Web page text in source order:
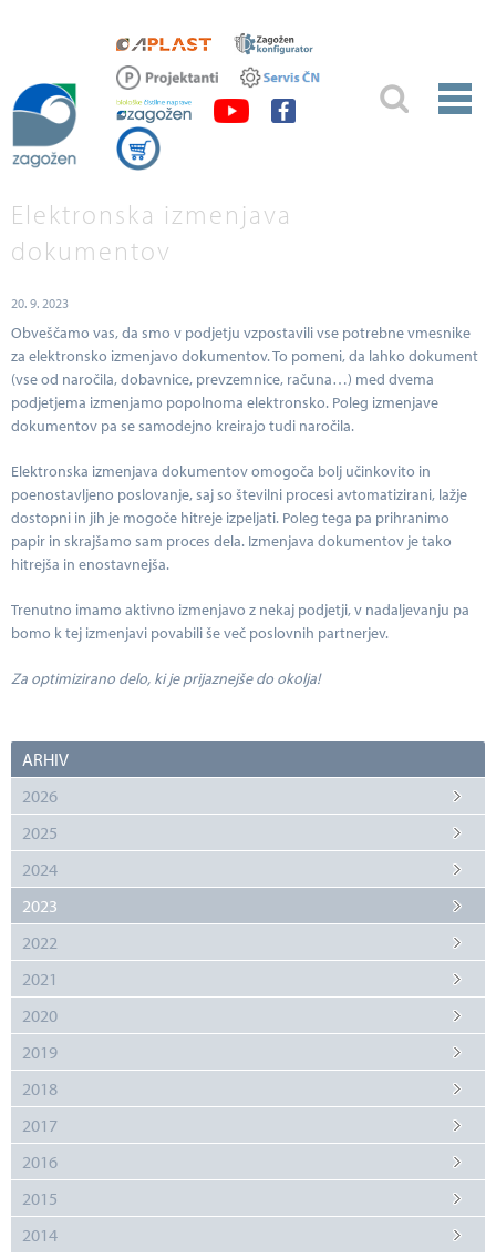
Elektronska izmenjava
dokumentov
20. 9. 2023
Obveščamo vas, da smo v podjetju vzpostavili vse potrebne vmesnike
za elektronsko izmenjavo dokumentov. To pomeni, da lahko dokument
(vse od naročila, dobavnice, prevzemnice, računa…) med dvema
podjetjema izmenjamo popolnoma elektronsko. Poleg izmenjave
dokumentov pa se samodejno kreirajo tudi naročila.
Elektronska izmenjava dokumentov omogoča bolj učinkovito in
poenostavljeno poslovanje, saj so številni procesi avtomatizirani, lažje
dostopni in jih je mogoče hitreje izpeljati. Poleg tega pa prihranimo
papir in skrajšamo sam proces dela. Izmenjava dokumentov je tako
hitrejša in enostavnejša.
Trenutno imamo aktivno izmenjavo z nekaj podjetji, v nadaljevanju pa
bomo k tej izmenjavi povabili še več poslovnih partnerjev.
Za optimizirano delo, ki je prijaznejše do okolja!
ARHIV
2026
2025
2024
2023
2022
2021
2020
2019
2018
2017
2016
2015
2014